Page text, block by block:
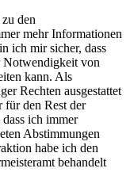
den
mehr Informationen
ich mir sicher, dass
Notwendigkeit von
kann. Als
Rechten ausgestattet
für den Rest der
ich immer
Abstimmungen
habe ich den
behandelt